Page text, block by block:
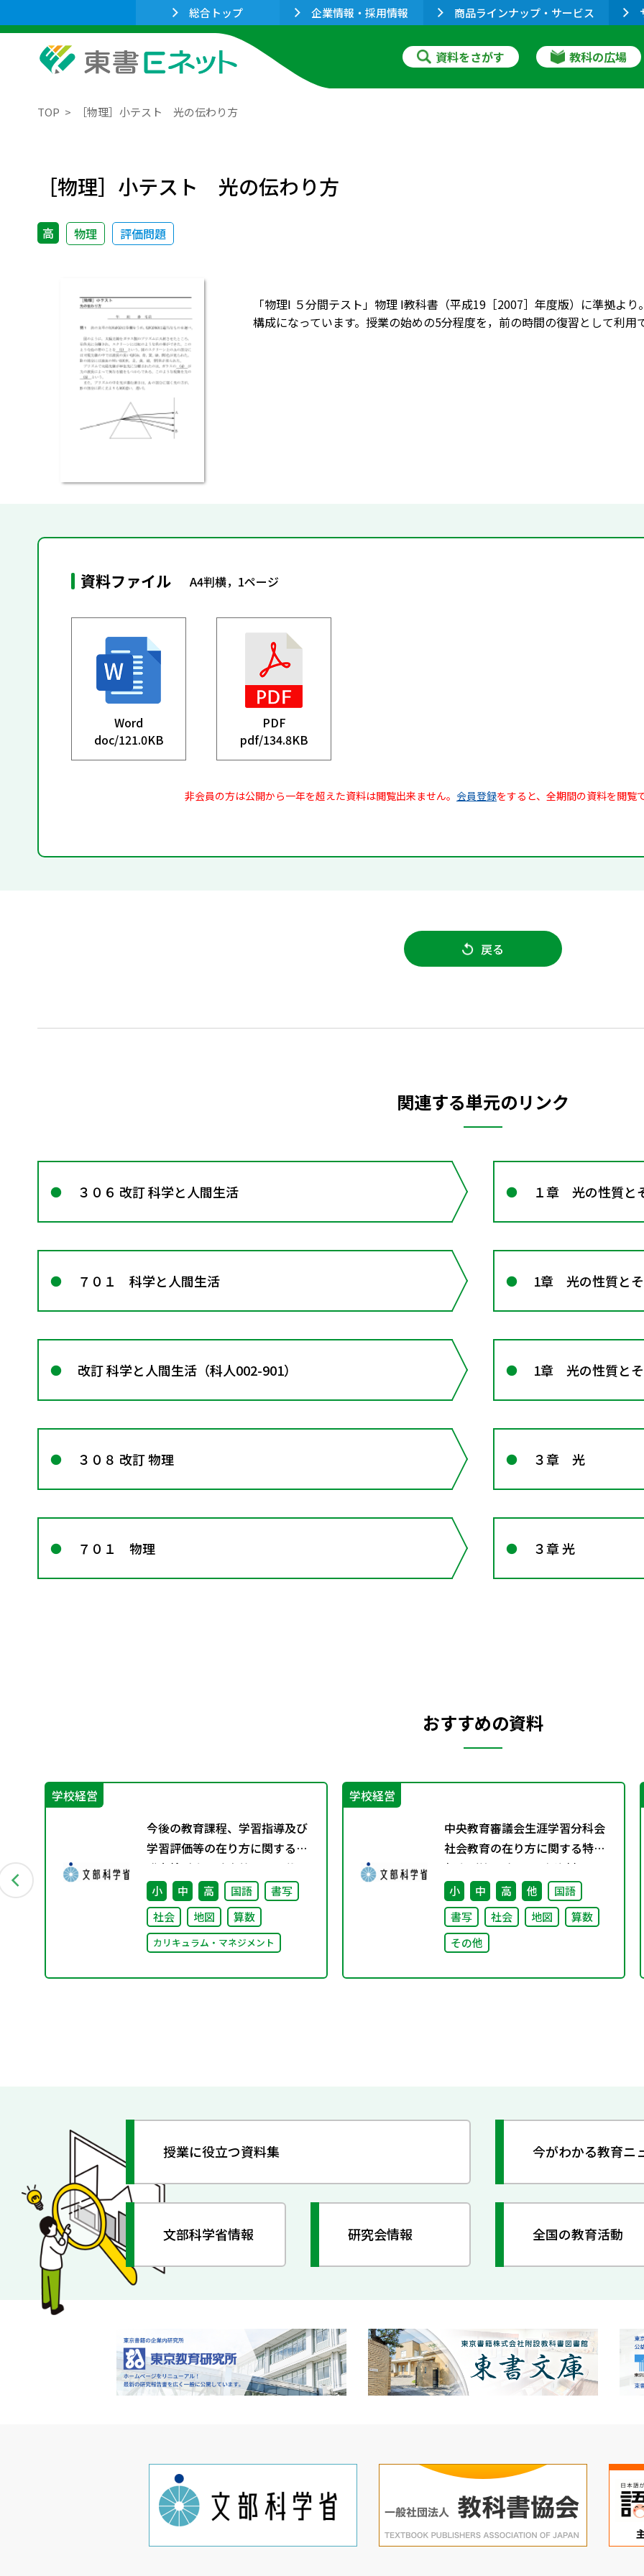
総合トップ 企業情報・採用情報 商品ラインナップ・サービス
資料をさがす 教科の広場
TOP ［物理］小テスト 光の伝わり方
［物理］小テスト 光の伝わり方
高 物理 評価問題
「物理Ⅰ ５分間テスト」物理 Ⅰ教科書（平成19［2007］年度版）に準拠よ
構成になっています。授業の始めの5分程度を，前の時間の復習として利用
資料ファイル A4判横，1ページ
Word
doc/121.0KB
PDF
pdf/134.8KB
非会員の方は公開から一年を超えた資料は閲覧出来ません。 会員登録をすると、全期間の資料を閲覧
戻る
関連する単元のリンク
３０６ 改訂 科学と人間生活 １章 光の性質と
７０１ 科学と人間生活 1章 光の性質と
改訂 科学と人間生活（科人002-901） 1章 光の性質と
３０８ 改訂 物理 ３章 光
７０１ 物理 ３章 光
おすすめの資料
学校経営
今後の教育課程、学習指導及び
学習評価等の在り方に関する有
識者検討会の論点整理を掲載し
ました
小 中 高 国語
書写
社会
地図 算数
カリキュラム・マネジメント
学校経営
中央教育審議会生涯学習分科会
社会教育の在り方に関する特別
部会（第1回） 配布資料
小 中 高 他
国語
書写
社会 地図
算数
その他
授業に役立つ資料集 今がわかる教育ニ
文部科学省情報 研究会情報 全国の教育活動